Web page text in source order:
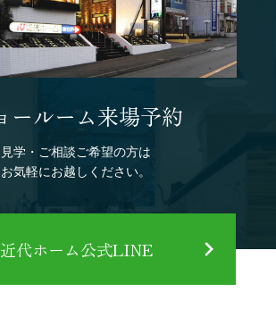
ールーム来場予約
見学・ご相談ご希望の方は
お気軽にお越しください。
近代ホーム公式LINE